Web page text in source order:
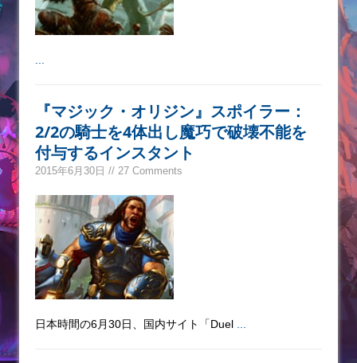
『マジック・オリジン』スポイラー：
2/2の騎士を4体出し魔巧で破壊不能を
付与するインスタント
2015年6月30日 // 27 Comments
日本時間の6月30日、国内サイト「Duel